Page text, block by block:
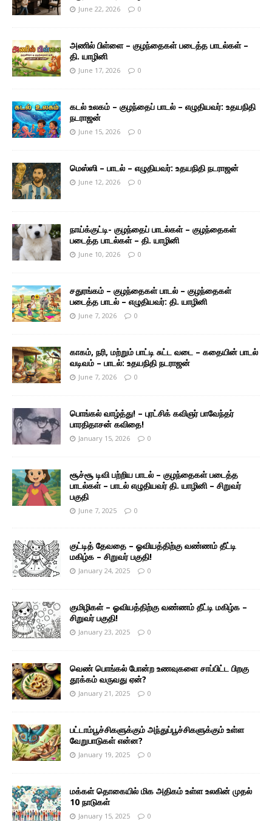
June 22, 2026 0
அணில் பிள்ளை – குழந்தைகள் படைத்த பாடல்கள் –
தி. யாழினி
June 17, 2026 0
கடல் உலகம் – குழந்தைப் பாடல் – எழுதியவர்: உதயநிதி
நடராஜன்
June 15, 2026 0
மெஸ்ஸி – பாடல் – எழுதியவர்: உதயநிதி நடராஜன்
June 12, 2026 0
நாய்க்குட்டி- குழந்தைப் பாடல்கள் – குழந்தைகள்
படைத்த பாடல்கள் – தி. யாழினி
June 10, 2026 0
சதுரங்கம் – குழந்தைகள் பாடல் – குழந்தைகள்
படைத்த பாடல் – எழுதியவர்: தி. யாழினி
June 7, 2026 0
காகம், நரி, மற்றும் பாட்டி சுட்ட வடை – கதையின் பாடல்
வடிவம் – பாடல்: உதயநிதி நடராஜன்
June 7, 2026 0
பொங்கல் வாழ்த்து! – புரட்சிக் கவிஞர் பாவேந்தர்
பாரதிதாசன் கவிதை!
January 15, 2026 0
சூச்சூ டிவி பற்றிய பாடல் – குழந்தைகள் படைத்த
பாடல்கள் – பாடல் எழுதியவர் தி. யாழினி – சிறுவர்
பகுதி
June 7, 2025 0
குட்டித் தேவதை – ஓவியத்திற்கு வண்ணம் தீட்டி
மகிழ்க – சிறுவர் பகுதி!
January 24, 2025 0
குமிழிகள் – ஓவியத்திற்கு வண்ணம் தீட்டி மகிழ்க –
சிறுவர் பகுதி!
January 23, 2025 0
வெண் பொங்கல் போன்ற உணவுகளை சாப்பிட்ட பிறகு
தூக்கம் வருவது ஏன்?
January 21, 2025 0
பட்டாம்பூச்சிகளுக்கும் அந்துப்பூச்சிகளுக்கும் உள்ள
வேறுபாடுகள் என்ன?
January 19, 2025 0
மக்கள் தொகையில் மிக அதிகம் உள்ள உலகின் முதல்
10 நாடுகள்
January 15, 2025 0